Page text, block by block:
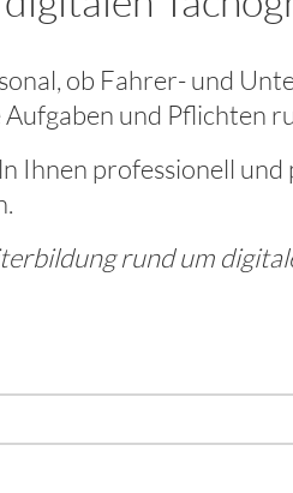
ob Fahrer- und
und Pflichten
professionell
rund um